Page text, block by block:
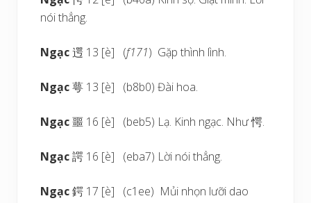
nói thẳng.
Ngạc遌 13 [è] (f171) Gặp thình lình.
Ngạc萼 13 [è] (b8b0) Đài hoa.
Ngạc噩 16 [è] (beb5) Lạ. Kinh ngạc. Như 愕.
Ngạc諤 16 [è] (eba7) Lời nói thẳng.
Ngạc鍔 17 [è] (c1ee) Mủi nhọn lưỡi dao